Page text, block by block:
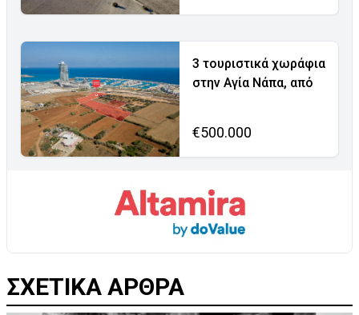
3 τουριστικά χωράφια
στην Αγία Νάπα, από
€500.000
ΣΧΕΤΙΚΑ ΑΡΘΡΑ